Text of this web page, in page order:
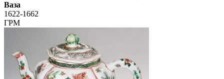
Ваза
1622-1662
ГРМ